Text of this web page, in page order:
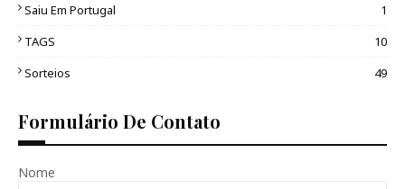
Saiu Em Portugal
1
TAGS
10
Sorteios
49
Formulário De Contato
Nome